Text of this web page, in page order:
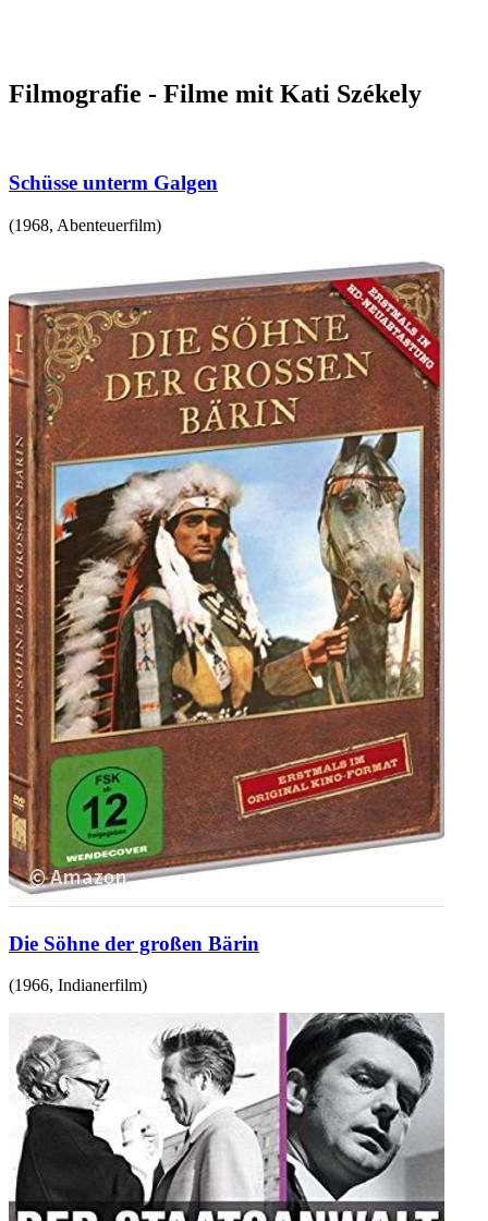
Filmografie - Filme mit Kati Székely
Schüsse unterm Galgen
(1968, Abenteuerfilm)
Die Söhne der großen Bärin
(1966, Indianerfilm)